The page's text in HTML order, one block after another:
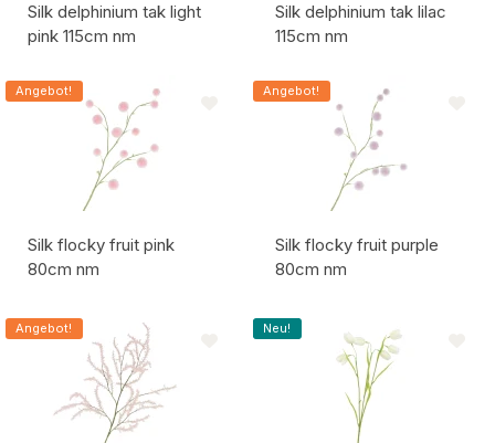
Silk delphinium tak light
pink 115cm nm
Artikelcode:
Silk delphinium tak lilac
115cm nm
Artikelcode:
Angebot!
Silk flocky fruit pink
80cm nm
Artikelcode:
Angebot!
Silk flocky fruit purple
80cm nm
Artikelcode:
Angebot! Neu!